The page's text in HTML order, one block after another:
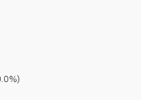
%)